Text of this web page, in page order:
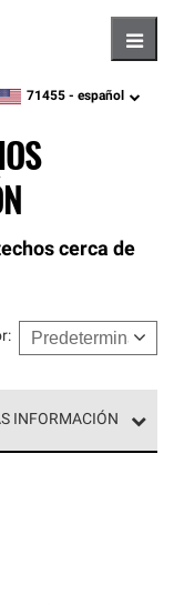
zipcode,language
71455 - español
cerca de
:
INFORMACIÓN
nuestra red
de
garantía de